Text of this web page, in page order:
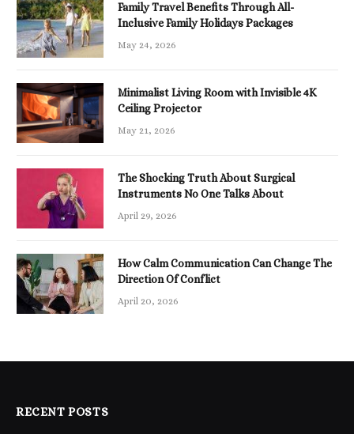
Family Travel Benefits Through All-
Inclusive Family Holidays Packages
May 24, 2026
Minimalist Living Room with Invisible 4K
Ceiling Projector
May 21, 2026
The Shocking Truth About Surgical
Instruments No One Talks About
April 29, 2026
How Calm Communication Can Change The
Direction Of Conflict
April 20, 2026
RECENT POSTS